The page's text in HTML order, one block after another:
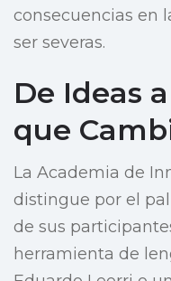
consecuencias en
ser severas.
De Ideas
que
La Academia de
distingue por el
de sus
herramienta de